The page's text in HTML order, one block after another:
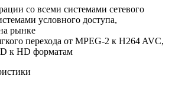
со всеми системами сетевого
условного доступа,
рынке
перехода от MPEG-2 к H264 AVC,
к HD форматам